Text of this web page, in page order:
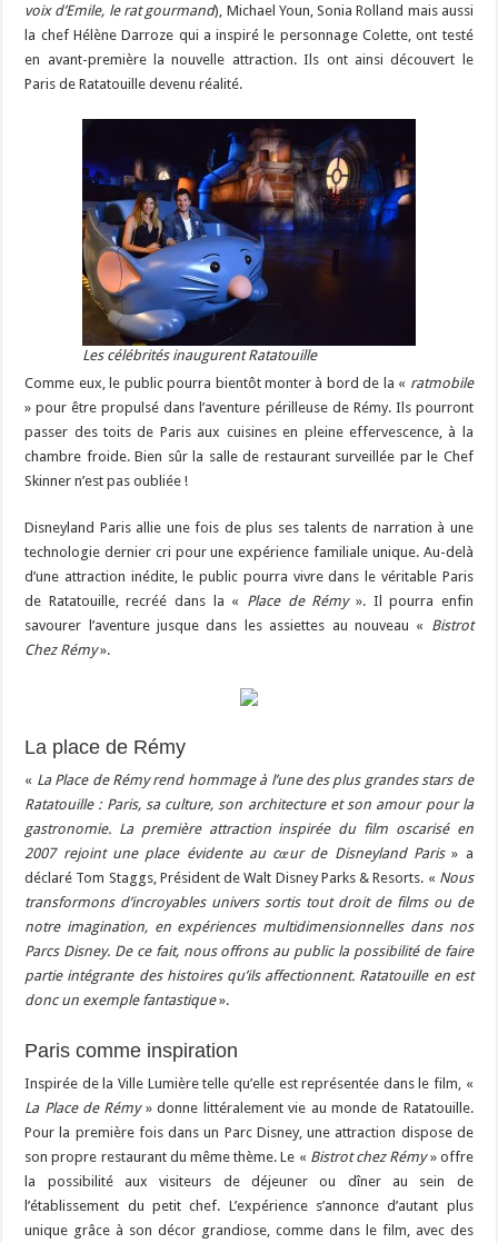
voix d’Emile, le rat gourmand), Michael Youn, Sonia Rolland mais aussi
la chef Hélène Darroze qui a inspiré le personnage Colette, ont testé
en avant-première la nouvelle attraction. Ils ont ainsi découvert le
Paris de Ratatouille devenu réalité.
Les célébrités inaugurent Ratatouille
Comme eux, le public pourra bientôt monter à bord de la « ratmobile
» pour être propulsé dans l’aventure périlleuse de Rémy. Ils pourront
passer des toits de Paris aux cuisines en pleine effervescence, à la
chambre froide. Bien sûr la salle de restaurant surveillée par le Chef
Skinner n’est pas oubliée !
Disneyland Paris allie une fois de plus ses talents de narration à une
technologie dernier cri pour une expérience familiale unique. Au-delà
d’une attraction inédite, le public pourra vivre dans le véritable Paris
de Ratatouille, recréé dans la « Place de Rémy». Il pourra enfin
savourer l’aventure jusque dans les assiettes au nouveau « Bistrot
Chez Rémy».
La place de Rémy
« La Place de Rémy rend hommage à l’une des plus grandes stars de
Ratatouille : Paris, sa culture, son architecture et son amour pour la
gastronomie. La première attraction inspirée du film oscarisé en
2007 rejoint une place évidente au cœur de Disneyland Paris» a
déclaré Tom Staggs, Président de Walt Disney Parks & Resorts. « Nous
transformons d’incroyables univers sortis tout droit de films ou de
notre imagination, en expériences multidimensionnelles dans nos
Parcs Disney. De ce fait, nous offrons au public la possibilité de faire
partie intégrante des histoires qu’ils affectionnent. Ratatouille en est
donc un exemple fantastique».
Paris comme inspiration
Inspirée de la Ville Lumière telle qu’elle est représentée dans le film, «
La Place de Rémy» donne littéralement vie au monde de Ratatouille.
Pour la première fois dans un Parc Disney, une attraction dispose de
son propre restaurant du même thème. Le « Bistrot chez Rémy» offre
la possibilité aux visiteurs de déjeuner ou dîner au sein de
l’établissement du petit chef. L’expérience s’annonce d’autant plus
unique grâce à son décor grandiose, comme dans le film, avec des